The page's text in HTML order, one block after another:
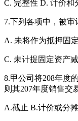
C. 完整性 D. 计价和
7.下列各项中，被审
A. 未将作为抵押固
C. 未计提固定资产
8.甲公司将208年度
则其207年度销售交
A.截止 B.计价或分摊